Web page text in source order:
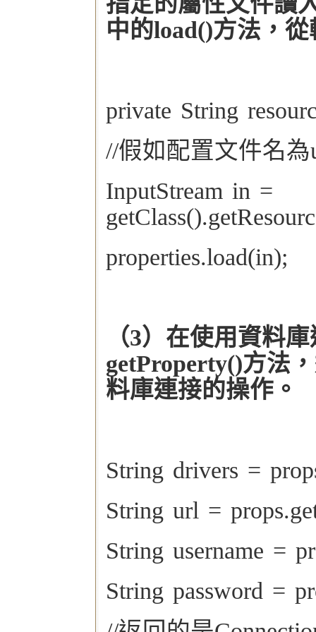
中的load()方法，
private String
//假如配置文件名為
InputStream in =
properties.load(in);
（3）在使用資料
getProperty()方法
料庫連接的操作。
String drivers =
String url =
String username =
String password =